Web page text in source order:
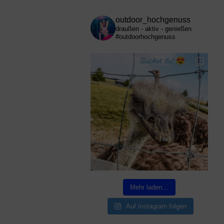
outdoor_hochgenuss
draußen - aktiv - genießen
#outdoorhochgenuss
Mehr laden…
Auf Instagram folgen